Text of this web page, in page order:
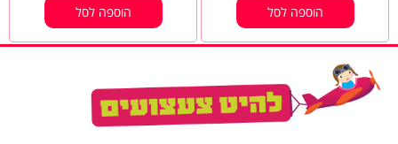
הוספה לסל הוספה לסל